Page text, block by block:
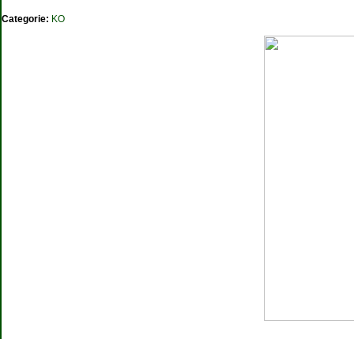
Categorie: KO